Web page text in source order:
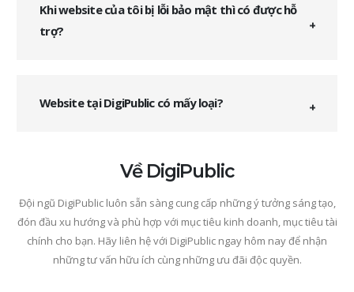
Khi website của tôi bị lỗi bảo mật thì có được hỗ
trợ?
Website tại DigiPublic có mấy loại?
Về DigiPublic
Đội ngũ DigiPublic luôn sẵn sàng cung cấp những ý tưởng sáng tạo,
đón đầu xu hướng và phù hợp với mục tiêu kinh doanh, mục tiêu tài
chính cho bạn. Hãy liên hệ với DigiPublic ngay hôm nay để nhận
những tư vấn hữu ích cùng những ưu đãi độc quyền.